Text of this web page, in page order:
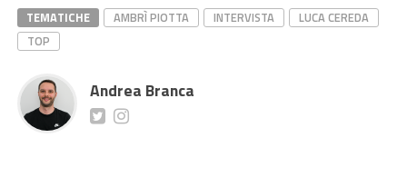
TEMATICHE AMBRÌ PIOTTA INTERVISTA
LUCA CEREDA
TOP
Andrea Branca